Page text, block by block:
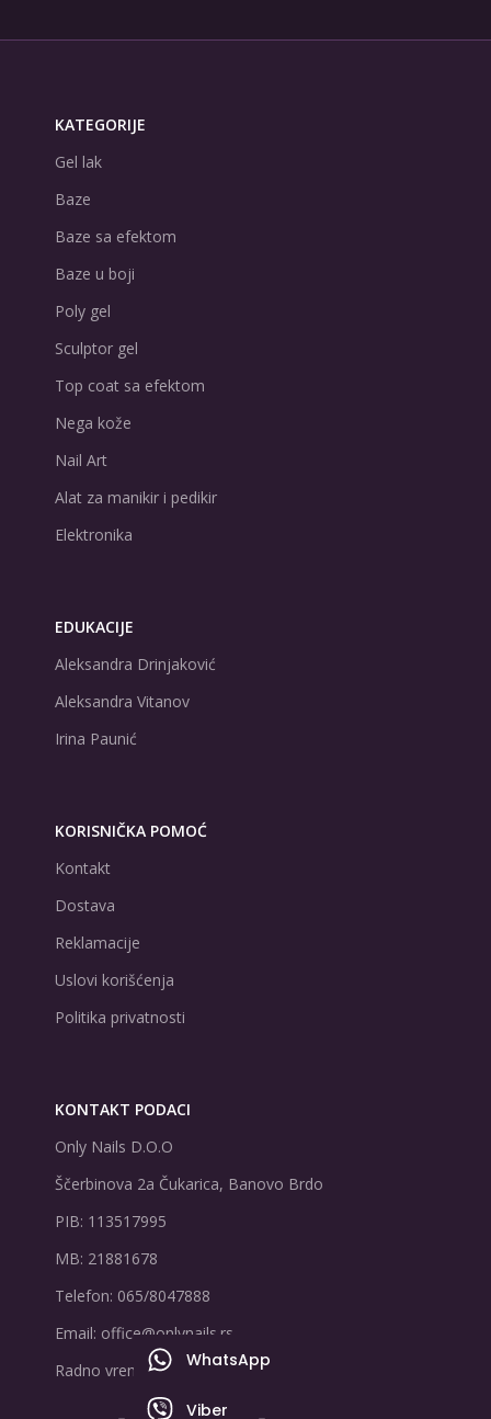
KATEGORIJE
Gel lak
Baze
Baze sa efektom
Baze u boji
Poly gel
Sculptor gel
Top coat sa efektom
Nega kože
Nail Art
Alat za manikir i pedikir
Elektronika
EDUKACIJE
Aleksandra Drinjaković
Aleksandra Vitanov
Irina Paunić
KORISNIČKA POMOĆ
Kontakt
Dostava
Reklamacije
Uslovi korišćenja
Politika privatnosti
KONTAKT PODACI
Only Nails D.O.O
Ščerbinova 2a Čukarica, Banovo Brdo
PIB: 113517995
MB: 21881678
Telefon: 065/8047888
Email: office@onlynails.rs
Radno vreme: PON-PET | 9-17h
WhatsApp
Viber